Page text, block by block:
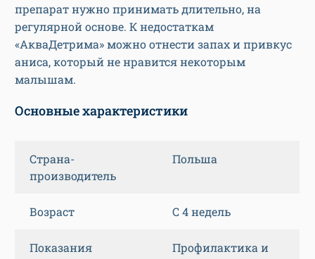
препарат нужно принимать длительно, на
регулярной основе. К недостаткам
«АкваДетрима» можно отнести запах и привкус
аниса, который не нравится некоторым
малышам.
Основные характеристики
Страна-
производитель
Польша
Возраст С 4 недель
Показания
Профилактика и